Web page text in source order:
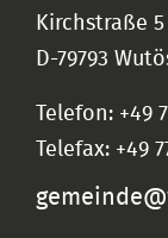
Kirchstraße 5
D-79793
Telefon: +49
Telefax: +49